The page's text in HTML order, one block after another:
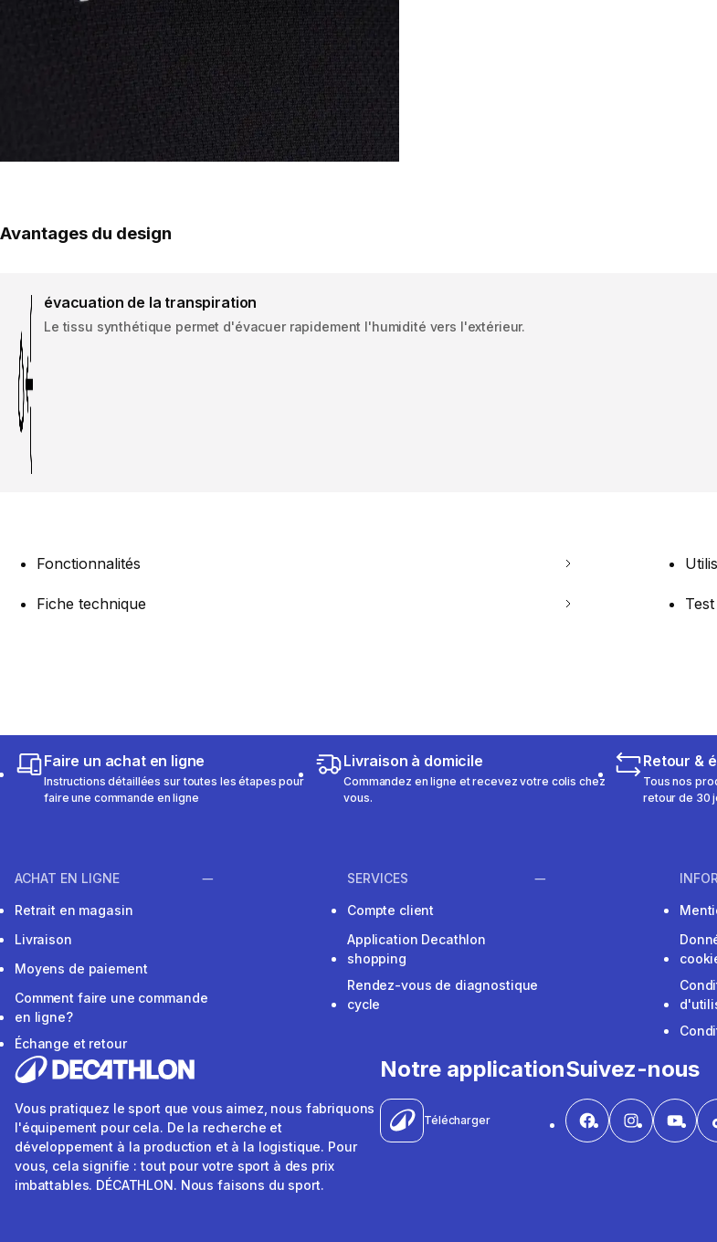
Avantages du design
évacuation de la transpiration
Le tissu synthétique permet d'évacuer rapidement l'humidité vers l'extérieur.
Fonctionnalités
Fiche technique Test
Faire un achat en ligne
Instructions détaillées sur toutes les étapes pour
faire une commande en ligne
Livraison à domicile
Commandez en ligne et recevez votre colis chez
vous.
Retour &
Tous nos
retour de 30
ACHAT EN LIGNE
Retrait en magasin
Livraison
Moyens de paiement
Comment faire une commande
en ligne?
Échange et retour
SERVICES
Compte client
Application Decathlon
shopping
Rendez-vous de diagnostique
cycle
Vous pratiquez le sport que vous aimez, nous fabriquons
l'équipement pour cela. De la recherche et
développement à la production et à la logistique. Pour
vous, cela signifie : tout pour votre sport à des prix
imbattables. DÉCATHLON. Nous faisons du sport.
Notre application
Télécharger
Suivez-nous